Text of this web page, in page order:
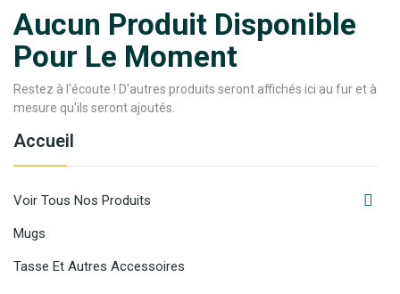
Accueil
Voir Tous Nos Produits 
Mugs
Tasse Et Autres Accessoires
Aucun Produit Disponible
Pour Le Moment
Restez à l'écoute ! D'autres produits seront affichés ici au fur et à
mesure qu'ils seront ajoutés.